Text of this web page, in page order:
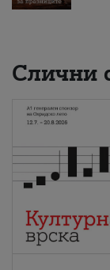
Слични